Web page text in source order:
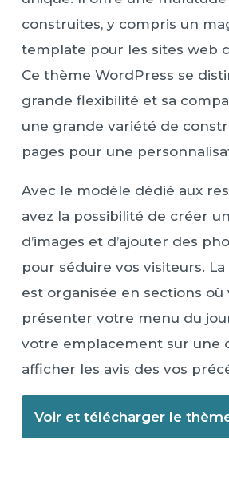
construites, y compris un
template pour les sites web
Ce thème WordPress se
grande flexibilité et sa
une grande variété de
pages pour une
Avec le modèle dédié aux
avez la possibilité de créer
d’images et d’ajouter des
pour séduire vos visiteurs. La
est organisée en sections où
présenter votre menu du
votre emplacement sur une
afficher les avis des vos
Voir et télécharger le